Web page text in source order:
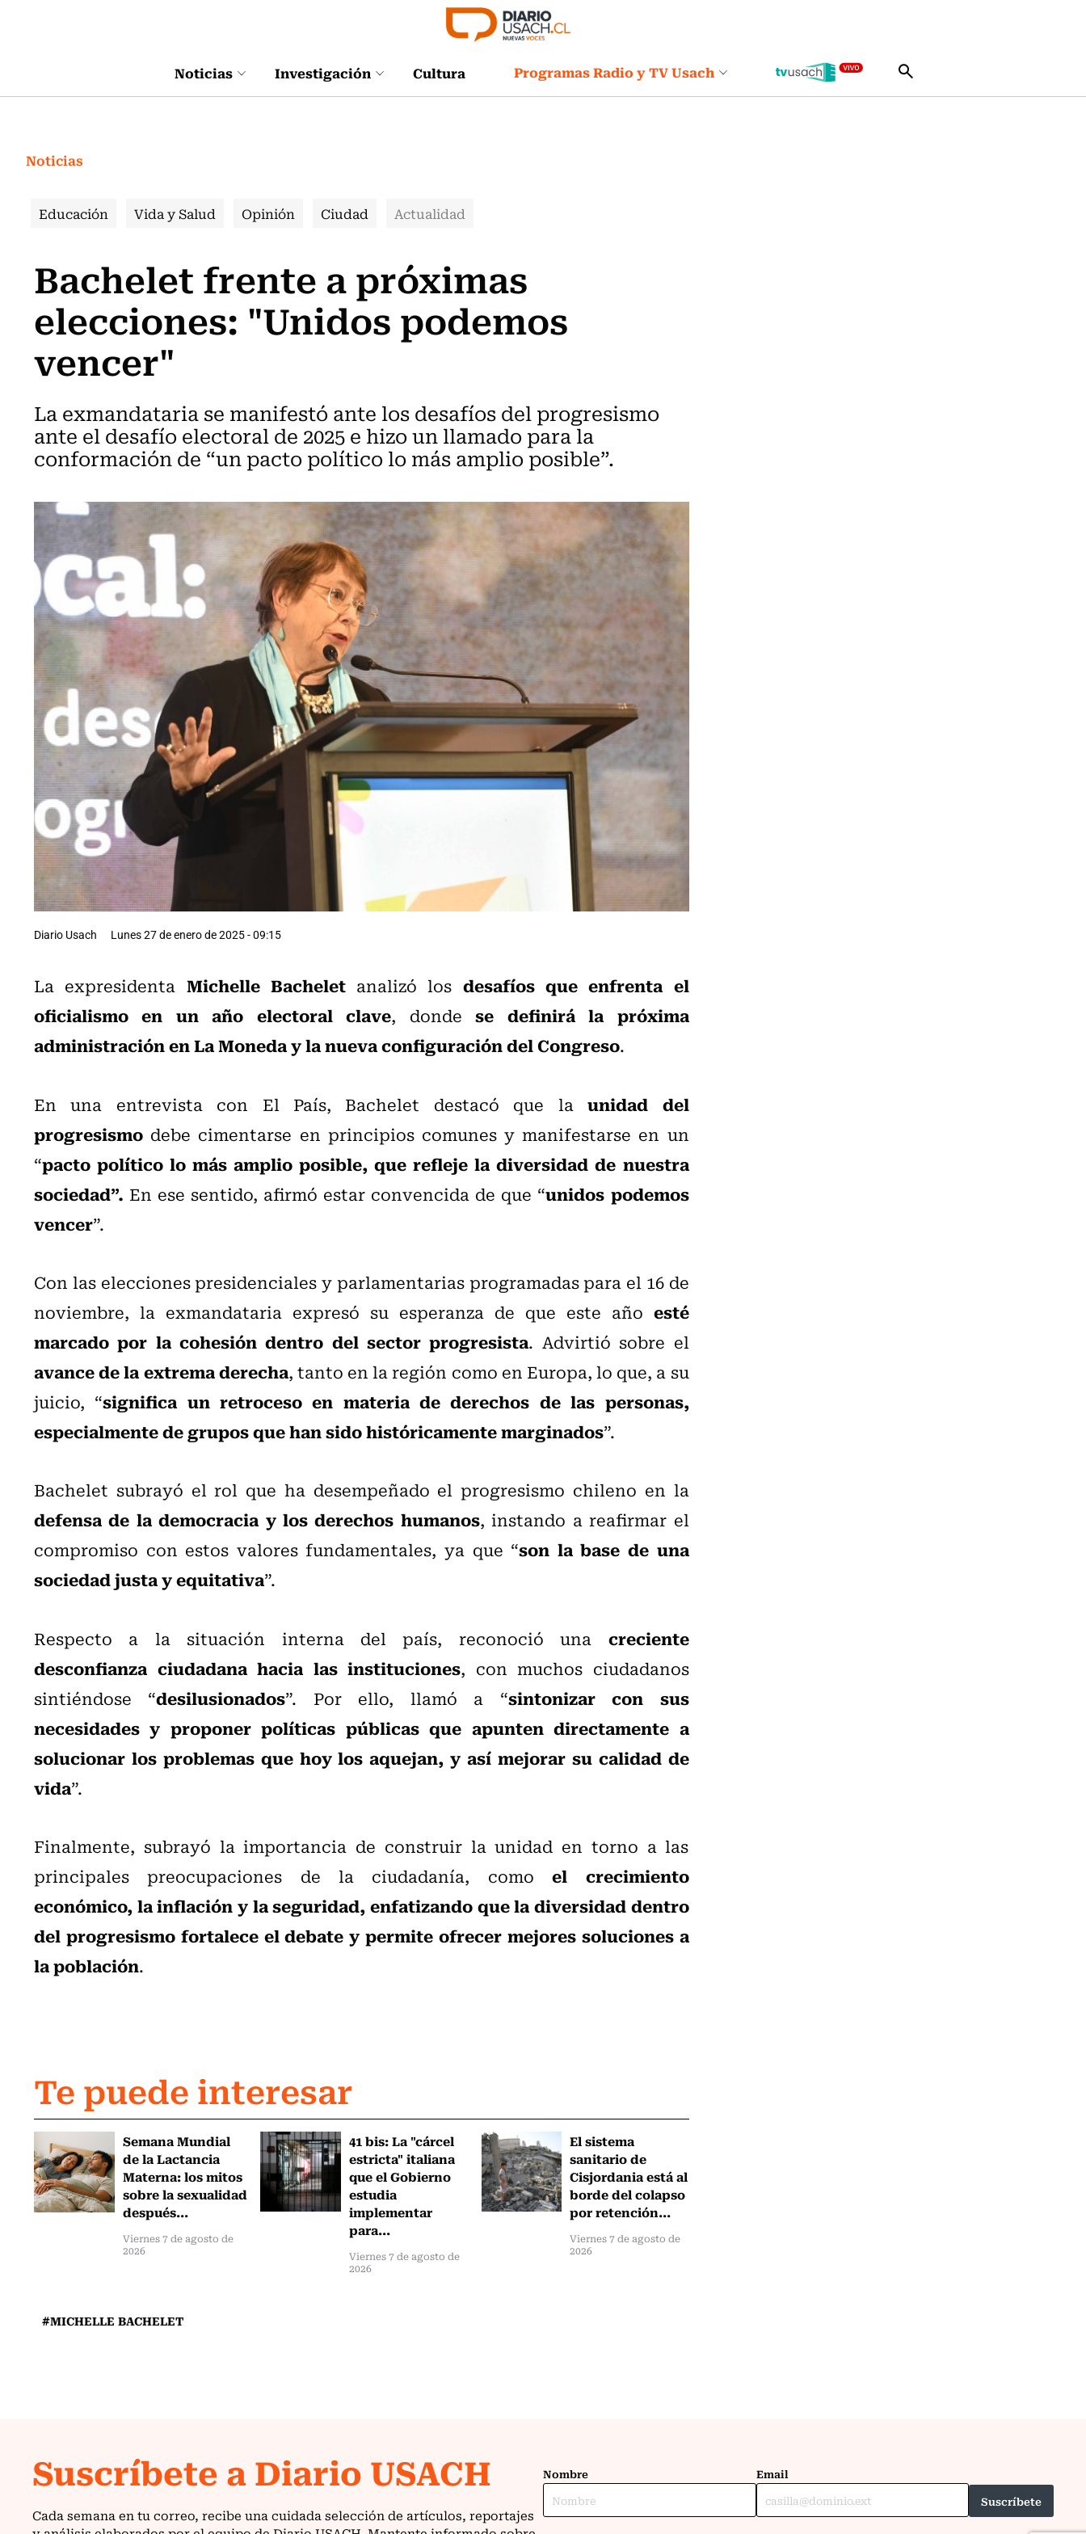
Noticias Investigación Cultura Programas Radio y TV Usach
Noticias
Educación Vida y Salud Opinión Ciudad Actualidad
Bachelet frente a próximas
elecciones: "Unidos podemos
vencer"
La exmandataria se manifestó ante los desafíos del progresismo
ante el desafío electoral de 2025 e hizo un llamado para la
conformación de “un pacto político lo más amplio posible”.
Diario Usach Lunes 27 de enero de 2025 - 09:15
La expresidenta Michelle Bacheletanalizó los desafíos que enfrenta el
oficialismo en un año electoral clave, dondese definirá la próxima
administración en La Moneda y la nueva configuración del Congreso.
En una entrevista con El País, Bachelet destacó que launidad del
progresismo debe cimentarse en principios comunes y manifestarse en un
“pacto político lo más amplio posible, que refleje la diversidad de nuestra
sociedad”. En ese sentido, afirmó estar convencida de que “unidos podemos
vencer”.
Con las elecciones presidenciales y parlamentarias programadas para el 16 de
noviembre, la exmandataria expresó su esperanza de que este año esté
marcado por la cohesión dentro del sector progresista. Advirtió sobre el
avance de la extrema derecha, tanto en la región como en Europa, lo que, a su
juicio, “significa un retroceso en materia de derechos de las personas,
especialmente de grupos que han sido históricamente marginados”.
Bachelet subrayó el rol que ha desempeñado el progresismo chileno en la
defensa de la democracia y los derechos humanos, instando a reafirmar el
compromiso con estos valores fundamentales, ya que “son la base de una
sociedad justa y equitativa”.
Respecto a la situación interna del país, reconoció una creciente
desconfianza ciudadana hacia las instituciones, con muchos ciudadanos
sintiéndose “desilusionados”. Por ello, llamó a “sintonizar con sus
necesidades y proponer políticas públicas que apunten directamente a
solucionar los problemas que hoy los aquejan, y así mejorar su calidad de
vida”.
Finalmente, subrayó la importancia de construir la unidad en torno a las
principales preocupaciones de la ciudadanía, comoel crecimiento
económico, la inflación y la seguridad, enfatizando que la diversidad dentro
del progresismo fortalece el debate y permite ofrecer mejores soluciones a
la población.
Te puede interesar
Semana Mundial
de la Lactancia
Materna: los mitos
sobre la sexualidad
después...
Viernes 7 de agosto de
2026
41 bis: La "cárcel
estricta" italiana
que el Gobierno
estudia
implementar
para...
Viernes 7 de agosto de
2026
El sistema
sanitario de
Cisjordania está al
borde del colapso
por retención...
Viernes 7 de agosto de
2026
#MICHELLE BACHELET